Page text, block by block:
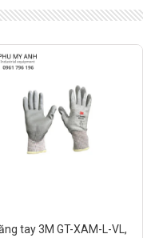
tay 3M GT-XAM-L-VL,